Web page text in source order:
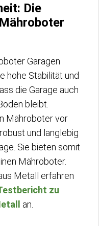
Die
Garagen
hohe Stabilität und
die Garage auch
bleibt.
Mähroboter vor
und langlebig
Sie bieten somit
Mähroboter.
Metall erfahren
zu
an.